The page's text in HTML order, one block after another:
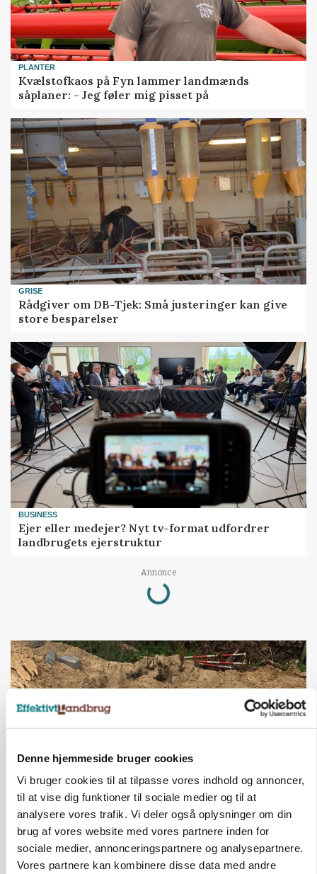
Denne hjemmeside bruger cookies
Vi bruger cookies til at tilpasse vores indhold og annoncer,
til at vise dig funktioner til sociale medier og til at
analysere vores trafik. Vi deler også oplysninger om din
brug af vores website med vores partnere inden for
sociale medier, annonceringspartnere og analysepartnere.
Vores partnere kan kombinere disse data med andre
PLANTER
Kvælstofkaos på Fyn lammer landmænds
såplaner: - Jeg føler mig pisset på
GRISE
Rådgiver om DB-Tjek: Små justeringer kan give
store besparelser
BUSINESS
Ejer eller medejer? Nyt tv-format udfordrer
landbrugets ejerstruktur
Annonce
Loading...
BUSINESS
Fra mark til mur: Byggeriet kan åbne nyt
marked for biokul
Annonce